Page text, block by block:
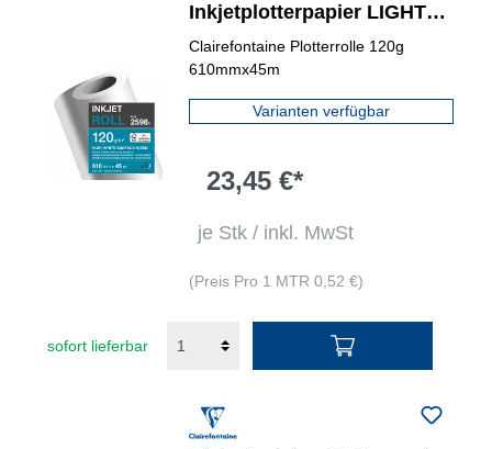
Inkjetplotterpapier LIGHT
COATED 120 g/m²
Clairefontaine Plotterrolle 120g
610mmx45m
Varianten verfügbar
23,45 €*
je Stk / inkl. MwSt
(Preis Pro 1 MTR 0,52 €)
sofort lieferbar